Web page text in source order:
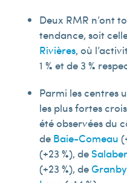
Deux RMR n’ont
tendance, soit
Rivières, où
1 % et de 3 %
Parmi les centres
les plus fortes
été observées du
de Baie-Comeau
(+23 %), de
(+23 %), deGranby